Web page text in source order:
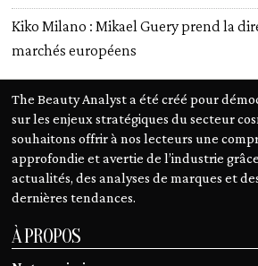
Kiko Milano : Mikael Guery prend la
marchés européens
The Beauty Analyst a été créé pour
sur les enjeux stratégiques du secteur
souhaitons offrir à nos lecteurs une
approfondie et avertie de l’industrie
actualités, des analyses de marques et
dernières tendances.
À PROPOS